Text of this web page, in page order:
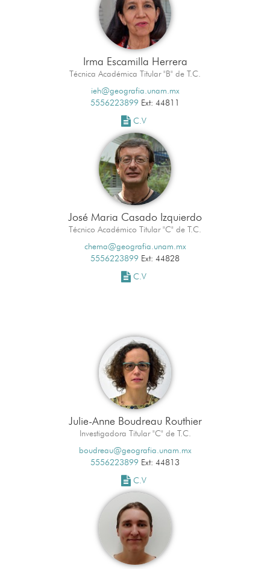
Irma Escamilla Herrera
Técnica Académica Titular "B" de T.C.
ieh@geografia.unam.mx
5556223899 Ext: 44811
C.V
José Maria Casado Izquierdo
Técnico Académico Titular "C" de T.C.
chema@geografia.unam.mx
5556223899 Ext: 44828
C.V
Julie-Anne Boudreau Routhier
Investigadora Titular "C" de T.C.
boudreau@geografia.unam.mx
5556223899 Ext: 44813
C.V